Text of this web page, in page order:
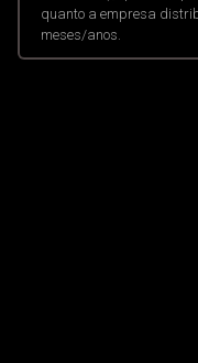
quanto a empresa
meses/anos.